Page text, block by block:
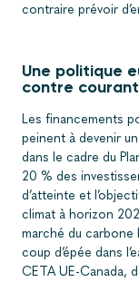
contraire prévoir
Une politique
contre courant
Les financements
peinent à devenir
dans le cadre du
20 % des
d’atteinte et
climat à horizon
marché du carbone
coup d’épée dans
CETA UE-Canada,